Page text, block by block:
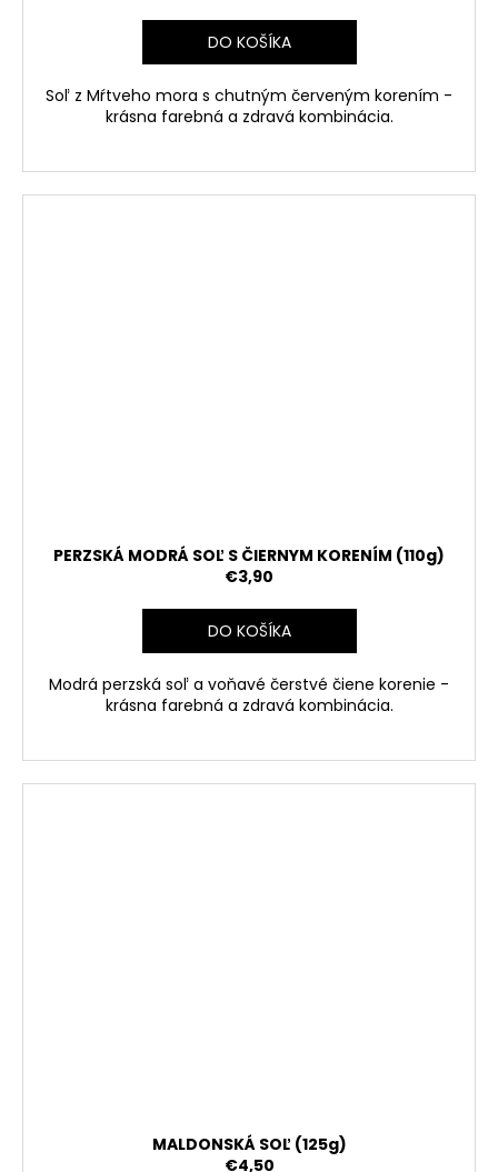
DO KOŠÍKA
Soľ z Mŕtveho mora s chutným červeným korením -
krásna farebná a zdravá kombinácia.
PERZSKÁ MODRÁ SOĽ S ČIERNYM KORENÍM (110g)
€3,90
DO KOŠÍKA
Modrá perzská soľ a voňavé čerstvé čiene korenie -
krásna farebná a zdravá kombinácia.
MALDONSKÁ SOĽ (125g)
€4,50